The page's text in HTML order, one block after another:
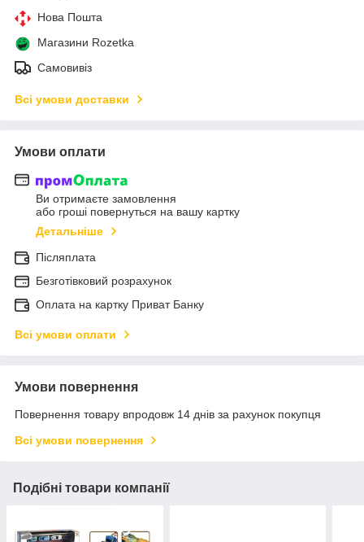
Нова Пошта
Магазини Rozetka
Самовивіз
Всі умови доставки
Умови оплати
Ви отримаєте замовлення
або гроші повернуться на вашу картку
Детальніше
Післяплата
Безготівковий розрахунок
Оплата на картку Приват Банку
Всі умови оплати
Умови повернення
Повернення товару впродовж 14 днів за рахунок покупця
Всі умови повернення
Подібні товари компанії